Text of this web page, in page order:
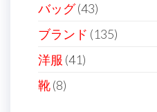
バッグ(43)
ブランド (135)
洋服 (41)
靴(8)